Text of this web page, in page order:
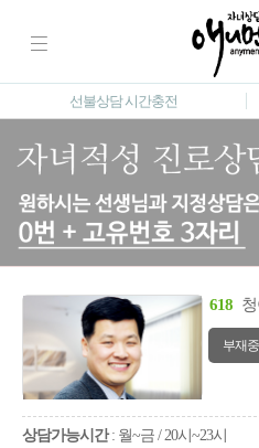
선불상담 시간충전
618
상담가능시간: 월~금 / 20시~23시
부재중